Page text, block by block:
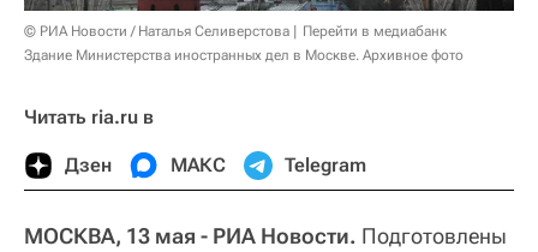
© РИА Новости / Наталья Селиверстова
Перейти в медиабанк
Здание Министерства иностранных дел в Москве. Архивное фото
Читать ria.ru в
Дзен МАКС Telegram
МОСКВА, 13 мая - РИА Новости. Подготовлены